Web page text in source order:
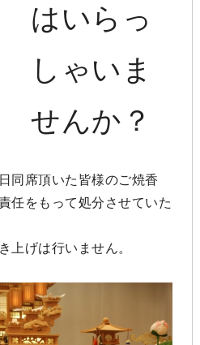
はいらっ
しゃいま
せんか？
同席頂いた皆様のご焼香
任をもって処分させていた
上げは行いません。